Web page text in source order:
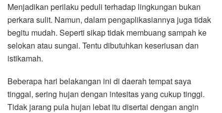
Menjadikan perilaku peduli terhadap lingkungan bukan
perkara sulit. Namun, dalam pengaplikasiannya juga tidak
begitu mudah. Seperti sikap tidak membuang sampah ke
selokan atau sungai. Tentu dibutuhkan keseriusan dan
istikamah.
Beberapa hari belakangan ini di daerah tempat saya
tinggal, sering hujan dengan intesitas yang cukup tinggi.
Tidak jarang pula hujan lebat itu disertai dengan angin